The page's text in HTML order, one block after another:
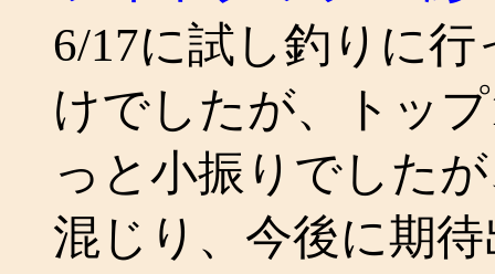
6/17に試し釣りに
けでしたが、トッ
っと小振りでした
混じり、今後に期